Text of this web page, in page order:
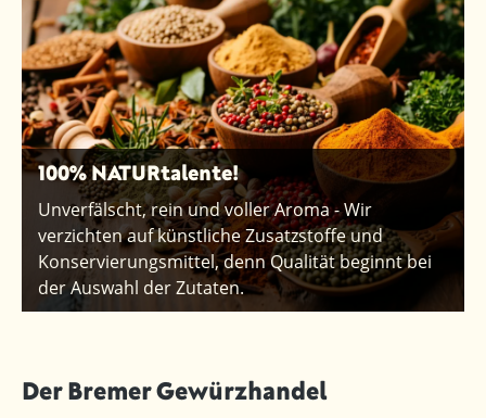
100% NATURtalente!
Unverfälscht, rein und voller Aroma - Wir
verzichten auf künstliche Zusatzstoffe und
Konservierungsmittel, denn Qualität beginnt bei
der Auswahl der Zutaten.
Der Bremer Gewürzhandel